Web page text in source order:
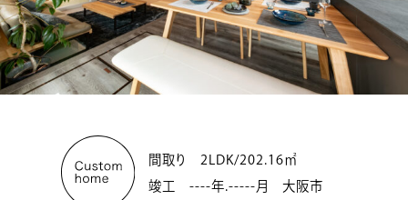
間取り 2LDK/202.16㎡
竣工 ----年.-----月 大阪市